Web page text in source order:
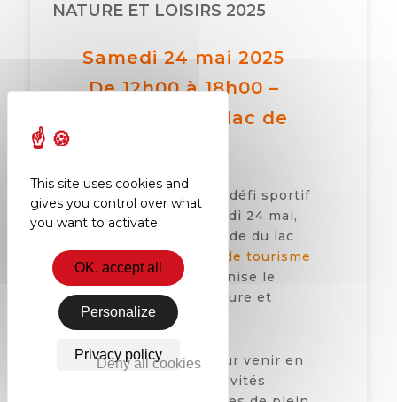
NATURE ET LOISIRS 2025
Samedi 24 mai 2025
De 12h00 à 18h00 –
Esplanade du lac de
Pour la 8ème édition du défi sportif
qui se déroulera le samedi 24 mai,
l’AEPV partage l’Esplanade du lac
de Nantua avec l’Office de tourisme
du Haut-Bugey, qui organise le
« Salon des activités nature et
loisirs ».
C’est le rendez-vous pour venir en
famille découvrir les activités
This site uses cookies and
gives you control over what
you want to activate
OK, accept all
Deny all cookies
Personalize
Privacy policy